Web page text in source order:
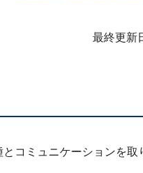
最終更新
コミュニケーションを取